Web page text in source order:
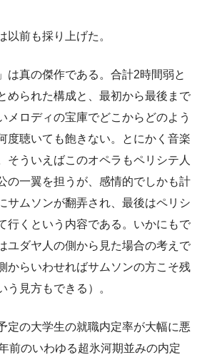
前も採り上げた。
は真の傑作である。合計2時間弱と
められた構成と、最初から最後まで
メロディの宝庫でどこからどのよう
度聴いても飽きない。とにかく音楽
そういえばこのオペラもペリシテ人
の一翼を担うが、感情的でしかも計
サムソンが翻弄され、最後はペリシ
行くという内容である。いかにもで
ユダヤ人の側から見た場合の考えで
からいわせればサムソンの方こそ残
う見方もできる）。
定の大学生の就職内定率が大幅に悪
前のいわゆる超氷河期並みの内定